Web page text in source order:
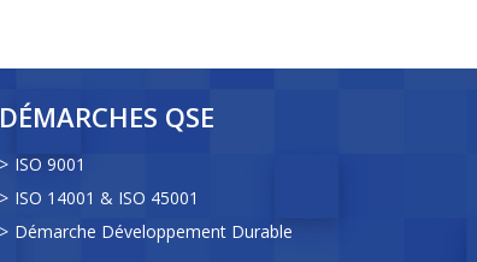
DÉMARCHES QSE
ISO 9001
ISO 14001 & ISO 45001
Démarche Développement Durable